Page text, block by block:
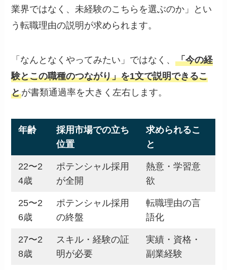
業界ではなく、未経験のこちらを選ぶのか」とい
う転職理由の説明が求められます。
「なんとなくやってみたい」ではなく、「今の経
験とこの職種のつながり」を1文で説明できるこ
とが書類通過率を大きく左右します。
年齢
採用市場での立ち
位置
求められるこ
と
22〜2
4歳
ポテンシャル採用
が全開
熱意・学習意
欲
25〜2
6歳
ポテンシャル採用
の終盤
転職理由の言
語化
27〜2
8歳
スキル・経験の証
明が必要
実績・資格・
副業経験